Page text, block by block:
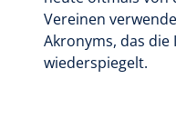
Vereinen
Akronyms, das
wiederspiegelt.